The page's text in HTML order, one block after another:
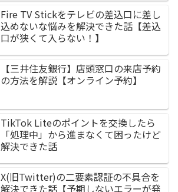
Fire TV Stickをテレビの差込口に差し
込めないな悩みを解決できた話【差込
口が狭くて入らない！】
【三井住友銀行】店頭窓口の来店予約
の方法を解説【オンライン予約】
TikTok Liteのポイントを交換したら
「処理中」から進まなくて困ったけど
解決できた話
X(旧Twitter)の二要素認証の不具合を
解決できた話【予期しないエラーが発